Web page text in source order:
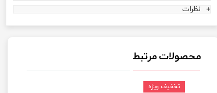
نظرات
محصولات مرتبط
تخفیف ویژه